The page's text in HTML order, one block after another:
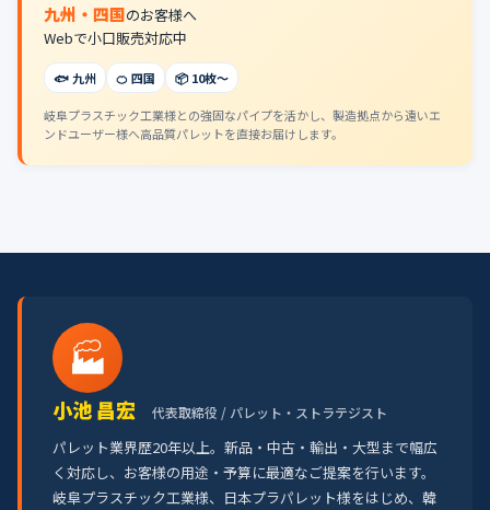
九州・四国のお客様へ
Webで小口販売対応中
🐟 九州 🍊 四国 📦 10枚〜
岐阜プラスチック工業様との強固なパイプを活かし、製造拠点から遠いエ
ンドユーザー様へ高品質パレットを直接お届けします。
🏭
小池 昌宏 代表取締役 / パレット・ストラテジスト
パレット業界歴20年以上。新品・中古・輸出・大型まで幅広
く対応し、お客様の用途・予算に最適なご提案を行います。
岐阜プラスチック工業様、日本プラパレット様をはじめ、韓